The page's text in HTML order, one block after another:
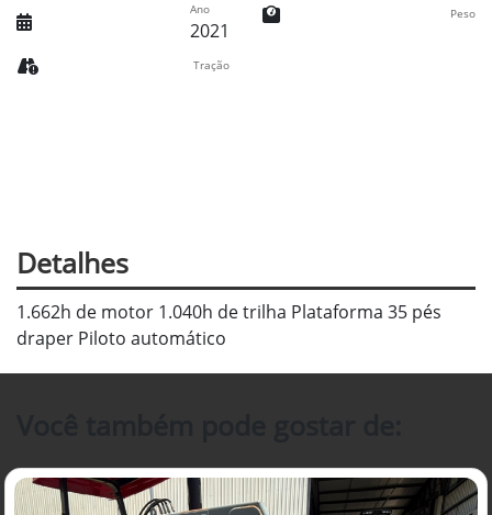
Ano
2021
Peso
Tração
Detalhes
1.662h de motor 1.040h de trilha Plataforma 35 pés
draper Piloto automático